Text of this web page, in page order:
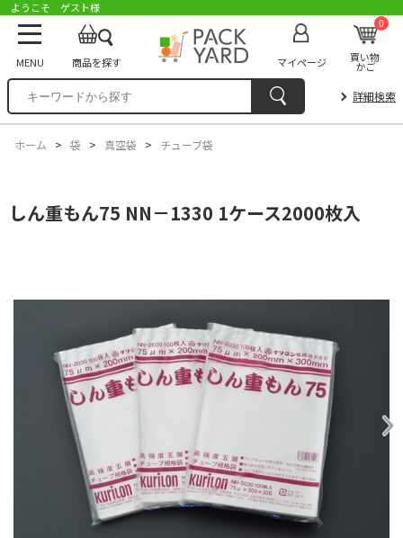
ようこそ ゲスト様
MENU 商品を探す マイページ
0
買い物
かご
詳細検索
ホーム > 袋 > 真空袋 > チューブ袋
しん重もん75 NN－1330 1ケース2000枚入